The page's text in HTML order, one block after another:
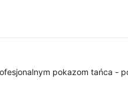
pokazom tańca -